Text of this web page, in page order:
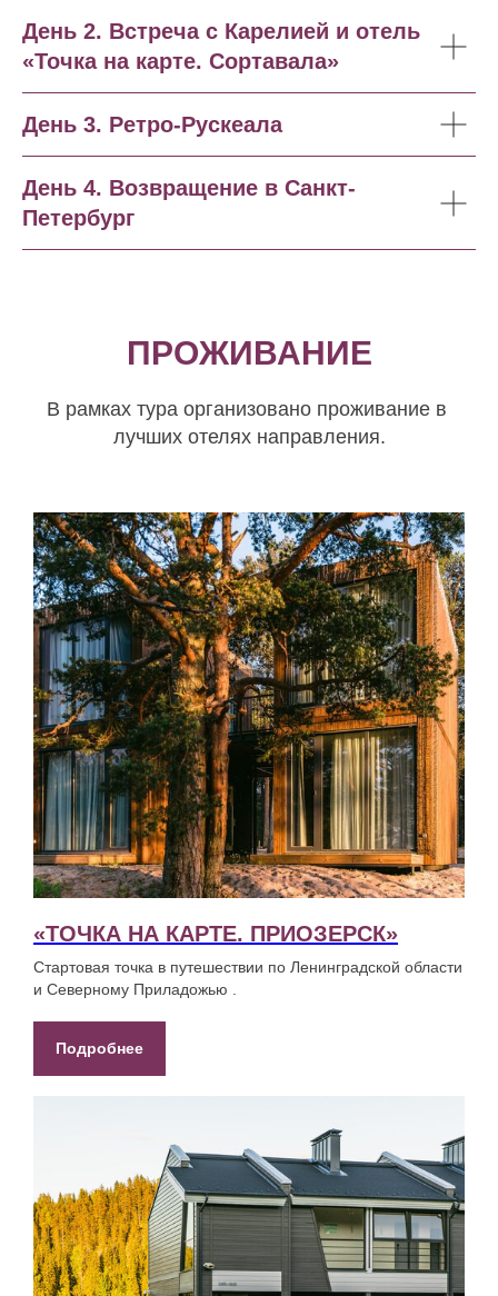
День 2. Встреча с Карелией и отель
«Точка на карте. Сортавала»
День 3. Ретро-Рускеала
День 4. Возвращение в Санкт-
Петербург
ПРОЖИВАНИЕ
В рамках тура организовано проживание в
лучших отелях направления.
«ТОЧКА НА КАРТЕ. ПРИОЗЕРСК»
Стартовая точка в путешествии по Ленинградской области
и Северному Приладожью .
Подробнее